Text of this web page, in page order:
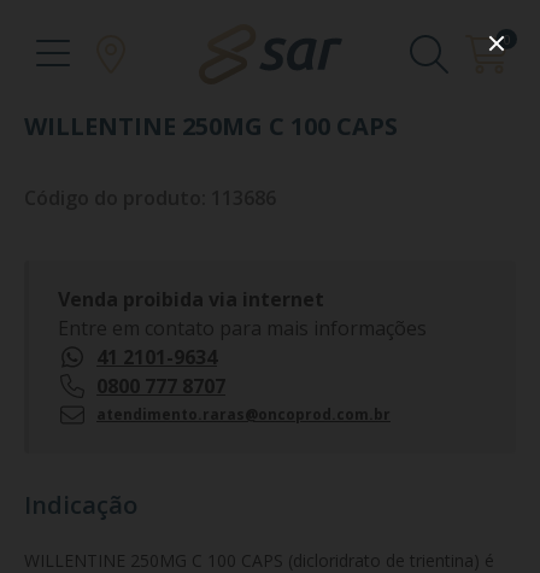
0
WILLENTINE 250MG C 100 CAPS
Venda proibida via internet
Entre em contato para mais informações
41 2101-9634
0800 777 8707
atendimento.raras@oncoprod.com.br
Indicação
WILLENTINE 250MG C 100 CAPS (dicloridrato de trientina) é